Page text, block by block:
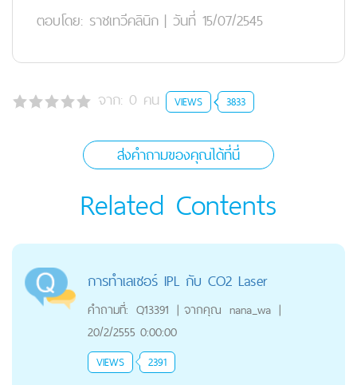
ตอบโดย: ราชเทวีคลินิก | วันที่ 15/07/2545
จาก: 0 คน VIEWS 3833
ส่งคำถามของคุณได้ที่นี่
Related Contents
การทำเลเซอร์ IPL กับ CO2 Laser
คำถามที่: Q13391 | จากคุณ nana_wa |
20/2/2555 0:00:00
VIEWS 2391